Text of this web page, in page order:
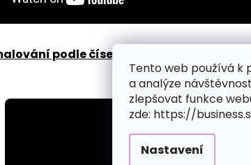
Tento web používá k
a analýze
zlepšovat funkce
zde: https://
Nastavení
podle čísel zde